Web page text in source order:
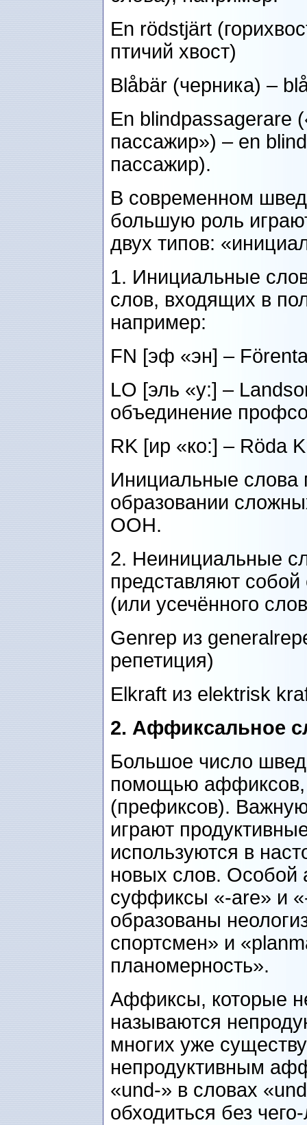
En rödstjärt
птичий хвост)
Blåbär (черника) –
En blindpassagerare
пассажир») – en
пассажир).
В современном
большую роль
двух типов:
1. Инициальные
слов, входящих в
например:
FN [эф «эн] –
LO [эль «у:] –
объединение
RK [ир «ко:] – Röda
Инициальные слова
образовании
ООН.
2. Неинициальные
представляют
(или усечённого
Genrep из
репетиция)
Elkraft из elektrisk
2. Аффиксальное
Большое число
помощью аффиксов,
(префиксов).
играют
используются в
новых слов. Особой
суффиксы «-are» и
образованы
спортсмен» и
планомерность».
Аффиксы, которые
называются
многих уже
непродуктивным
«und-» в словах
обходиться без